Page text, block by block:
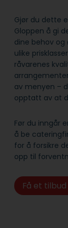
Gjør du dette
Gloppen å gi
dine behov og
ulike
råvarenes
av menyen –
opptatt av at
Før du inngår
å be
for å forsikre
opp til
Få et